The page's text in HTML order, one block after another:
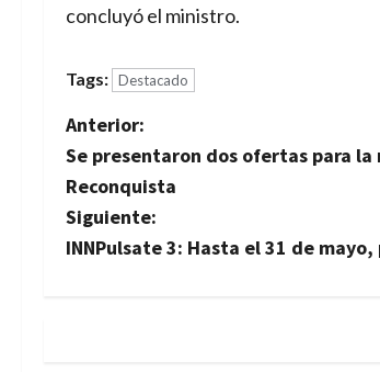
concluyó el ministro.
Tags: Destacado
N
a
v
Anterior:
Se presentaron dos ofertas para
Reconquista
Siguiente:
INNPulsate 3: Hasta el 31 de